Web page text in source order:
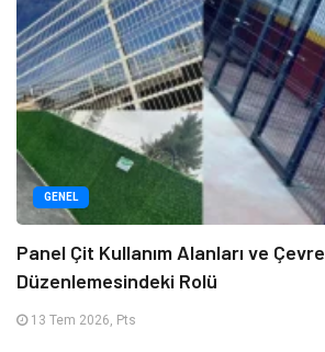
GENEL
Panel Çit Kullanım Alanları ve Çevre
Düzenlemesindeki Rolü
13 Tem 2026, Pts